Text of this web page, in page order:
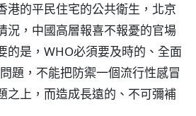
港的平民住宅的公共衛生，北京
況，中國高層報喜不報憂的官場
的是，WHO必須要及時的、全面
題，不能把防禦一個流行性感冒
之上，而造成長遠的、不可彌補